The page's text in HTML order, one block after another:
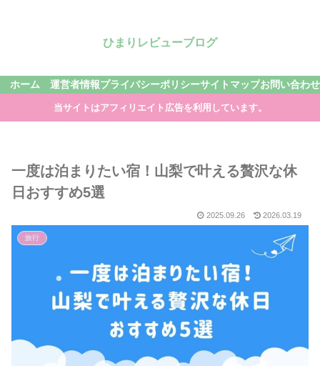
ひまりレビューブログ
ホーム 運営者情報プライバシーポリシーサイトマップお問い合わせ
当サイトはアフィリエイト広告を利用しています。
一度は泊まりたい宿！山梨で叶える贅沢な休
日おすすめ5選
2025.09.26 2026.03.19
旅行